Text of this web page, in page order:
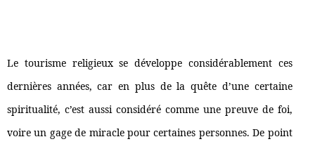
Le tourisme religieux se développe considérablement ces
dernières années, car en plus de la quête d’une certaine
spiritualité, c’est aussi considéré comme une preuve de foi,
voire un gage de miracle pour certaines personnes. De point